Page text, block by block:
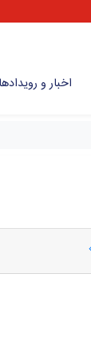
اخبار و رویداد‌ها